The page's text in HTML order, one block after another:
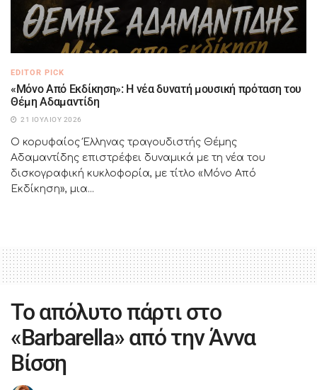
EDITOR PICK
«Μόνο Από Εκδίκηση»: Η νέα δυνατή μουσική πρόταση του
Θέμη Αδαμαντίδη
21 ΙΟΥΛΊΟΥ 2026
Ο κορυφαίος Έλληνας τραγουδιστής Θέμης
Αδαμαντίδης επιστρέφει δυναμικά με τη νέα του
δισκογραφική κυκλοφορία, με τίτλο «Μόνο Από
Εκδίκηση», μια...
Το απόλυτο πάρτι στο
«Barbarella» από την Άννα
Βίσση